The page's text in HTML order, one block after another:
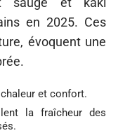
en 2025. Ces
évoquent une
et confort.
la fraîcheur des